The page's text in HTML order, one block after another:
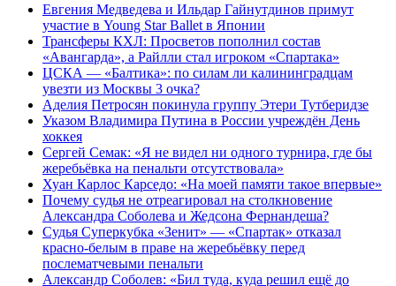
Евгения Медведева и Ильдар Гайнутдинов примут
участие в Young Star Ballet в Японии
Трансферы КХЛ: Просветов пополнил состав
«Авангарда», а Райлли стал игроком «Спартака»
ЦСКА — «Балтика»: по силам ли калининградцам
увезти из Москвы 3 очка?
Аделия Петросян покинула группу Этери Тутберидзе
Указом Владимира Путина в России учреждён День
хоккея
Сергей Семак: «Я не видел ни одного турнира, где бы
жеребьёвка на пенальти отсутствовала»
Хуан Карлос Карседо: «На моей памяти такое впервые»
Почему судья не отреагировал на столкновение
Александра Соболева и Жедсона Фернандеша?
Судья Суперкубка «Зенит» — «Спартак» отказал
красно-белым в праве на жеребьёвку перед
послематчевыми пенальти
Александр Соболев: «Бил туда, куда решил ещё до